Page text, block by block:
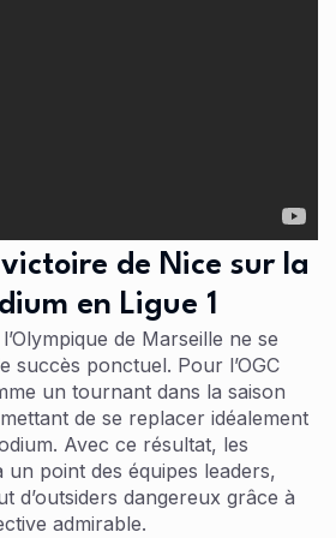
de Nice sur la
en Ligue 1
de Marseille ne se
succès ponctuel. Pour l’OGC
un tournant dans la saison
de se replacer idéalement
Avec ce résultat, les
point des équipes leaders,
d’outsiders dangereux grâce à
admirable.